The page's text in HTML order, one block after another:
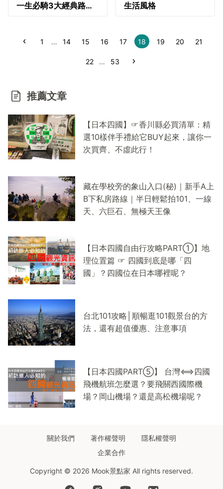
一生必騎3大經典路
戰遊記x路線圖x難易度
生活風格
1 … 14 15 16 17 18 19 20 21
22 … 53
推薦文章
【日本四國】☞香川縣必買清單：精
選10樣伴手禮給它BUY起來，讓你一
次買齊、不虛此行！
藏在學校旁的象山入口(秘)｜新手A上
B下私房路線｜半日輕鬆拍101、一線
天、六巨石、無極天王像
【日本四國自由行攻略PART①】地
理位置篇 ☞ 四國到底是哪「四
國」？四國位在日本哪裡呢？
台北101攻略│順暢逛101觀景台的方
法，還有超值優惠、注意事項
【日本四國PART⑤】 台灣⟺四國
飛機航班怎麼選？要飛關西國際機
場？岡山機場？還是高松機場呢？
關於我們 著作權聲明
隱私權聲明
企業合作
Copyright © 2026 Mook景點家 All rights reserved.